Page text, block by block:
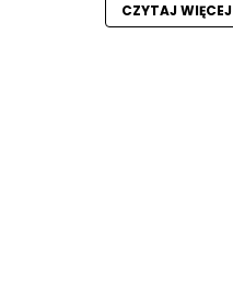
CZYTAJ WIĘCEJ